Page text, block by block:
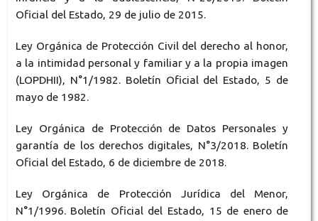
Oficial del Estado, 29 de julio de 2015.
Ley Orgánica de Protección Civil del derecho al honor,
a la intimidad personal y familiar y a la propia imagen
(LOPDHII), N°1/1982. Boletín Oficial del Estado, 5 de
mayo de 1982.
Ley Orgánica de Protección de Datos Personales y
garantía de los derechos digitales, N°3/2018. Boletín
Oficial del Estado, 6 de diciembre de 2018.
Ley Orgánica de Protección Jurídica del Menor,
N°1/1996. Boletín Oficial del Estado, 15 de enero de